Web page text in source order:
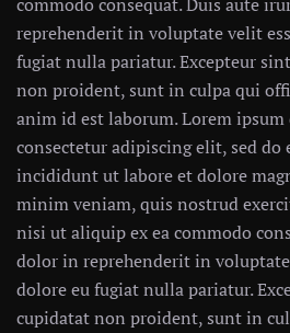
reprehenderit in voluptate velit
fugiat nulla pariatur. Excepteur
non proident, sunt in culpa qui
anim id est laborum. Lorem
consectetur adipiscing elit, sed do
incididunt ut labore et dolore
minim veniam, quis nostrud
nisi ut aliquip ex ea commodo
dolor in reprehenderit in
dolore eu fugiat nulla pariatur.
cupidatat non proident, sunt in